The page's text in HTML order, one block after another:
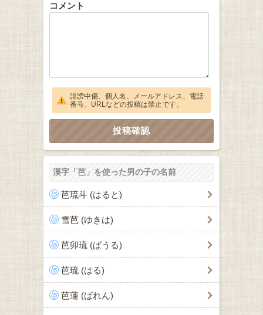
コメント
誹謗中傷、個人名、メールアドレス、電話
番号、URLなどの投稿は禁止です。
漢字「芭」を使った男の子の名前
芭琉斗 (はると)
雪芭 (ゆきは)
芭卯琉 (ぱうる)
芭琉 (はる)
芭蓮 (ばれん)